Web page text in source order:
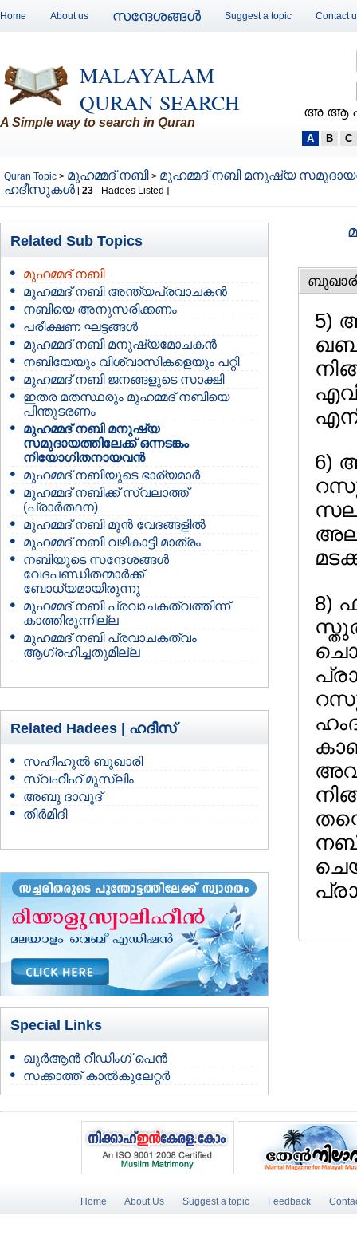
Home About us സന്ദേശങ്ങള്‍ Suggest a topic Contact
MALAYALAM
QURAN SEARCH
A Simple way to search in Quran
അ ആ
A B C
Quran Topic > മുഹമ്മദ്‌ നബി > മുഹമ്മദ്‌ നബി മനുഷ്യ
ഹദീസുകള്‍ [23 - Hadees Listed ]
Related Sub Topics
മുഹമ്മദ്‌ നബി
മുഹമ്മദ്‌ നബി അന്ത്യപ്രവാചകന്‍
നബിയെ അനുസരിക്കണം
പരീക്ഷണ ഘട്ടങ്ങള്‍
മുഹമ്മദ്‌ നബി മനുഷ്യമോചകന്‍
നബിയേയും വിശ്വാസികളെയും പറ്റി
മുഹമ്മദ്‌ നബി ജനങ്ങളുടെ സാക്ഷി
ഇതര മതസ്ഥരും മുഹമ്മദ്‌ നബിയെ
പിന്തുടരണം
മുഹമ്മദ്‌ നബി മനുഷ്യ
സമുദായത്തിലേക്ക് ഒന്നടങ്കം
നിയോഗിതനായവന്‍
മുഹമ്മദ്‌ നബിയുടെ ഭാര്യമാര്‍
മുഹമ്മദ്‌ നബിക്ക് സ്വലാത്ത്
(പ്രാര്‍ത്ഥന)
മുഹമ്മദ്‌ നബി മുന്‍ വേദങ്ങളില്‍
മുഹമ്മദ്‌ നബി വഴികാട്ടി മാത്രം
നബിയുടെ സന്ദേശങ്ങള്‍
വേദപണ്ഡിതന്മാര്‍ക്ക്
ബോധ്യമായിരുന്നു
മുഹമ്മദ്‌ നബി പ്രവാചകത്വത്തിന്ന്‍
കാത്തിരുന്നില്ല
മുഹമ്മദ്‌ നബി പ്രവാചകത്വം
ആഗ്രഹിച്ചതുമില്ല
Related Hadees | ഹദീസ്
സഹീഹുല്‍ ബുഖാരി
സ്വഹീഹ് മുസ്‌ലിം
അബൂ ദാവൂദ്
തിര്‍മിദി
Special Links
ഖുർആൻ റീഡിംഗ് പെൻ
സക്കാത്ത് കാൽകുലേറ്റർ
5)
6)
8)
Home About Us Suggest a topic Feedback